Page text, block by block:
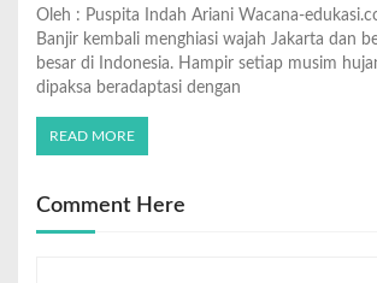
Oleh : Puspita Indah Ariani Wacana-
Banjir kembali menghiasi wajah Jakarta dan
besar di Indonesia. Hampir setiap musim
dipaksa beradaptasi dengan
READ MORE
Comment Here